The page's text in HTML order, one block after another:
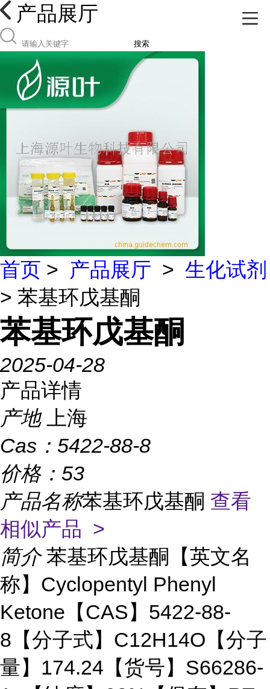
产品展厅
搜索
首页 > 产品展厅 > 生化试剂
> 苯基环戊基酮
苯基环戊基酮
2025-04-28
产品详情
产地
上海
Cas： 5422-88-8
价格： 53
产品名称苯基环戊基酮 查看
相似产品 >
简介 苯基环戊基酮【英文名
称】Cyclopentyl Phenyl
Ketone【CAS】5422-88-
8【分子式】C12H14O【分子
量】174.24【货号】S66286-